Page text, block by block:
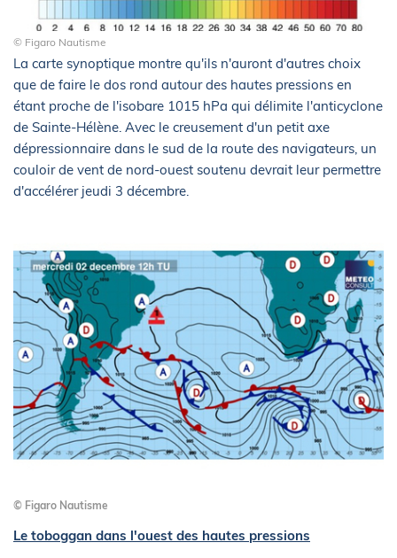
© Figaro Nautisme
La carte synoptique montre qu'ils n'auront d'autres choix
que de faire le dos rond autour des hautes pressions en
étant proche de l'isobare 1015 hPa qui délimite l'anticyclone
de Sainte-Hélène. Avec le creusement d'un petit axe
dépressionnaire dans le sud de la route des navigateurs, un
couloir de vent de nord-ouest soutenu devrait leur permettre
d'accélérer jeudi 3 décembre.
© Figaro Nautisme
Le toboggan dans l'ouest des hautes pressions